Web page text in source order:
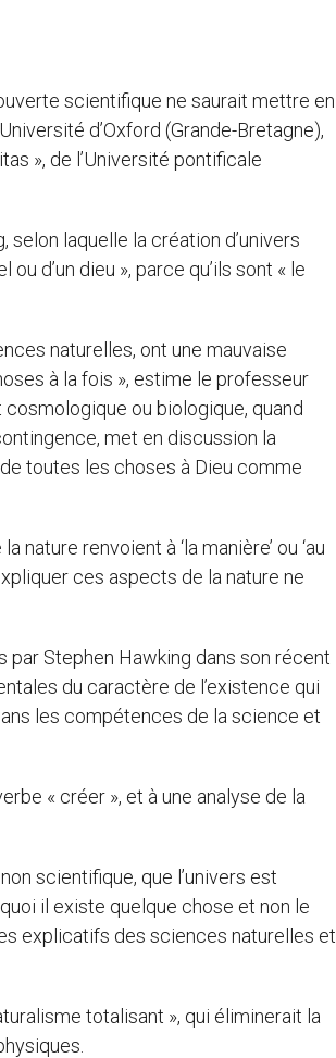
scientifique ne saurait mettre en
d’Oxford (Grande-Bretagne),
», de l’Université pontificale
laquelle la création d’univers
d’un dieu », parce qu’ils sont « le
naturelles, ont une mauvaise
à la fois », estime le professeur
ou biologique, quand
met en discussion la
toutes les choses à Dieu comme
renvoient à ‘la manière’ ou ‘au
ces aspects de la nature ne
Stephen Hawking dans son récent
du caractère de l’existence qui
les compétences de la science et
« créer », et à une analyse de la
scientifique, que l’univers est
il existe quelque chose et non le
explicatifs des sciences naturelles et
totalisant », qui éliminerait la